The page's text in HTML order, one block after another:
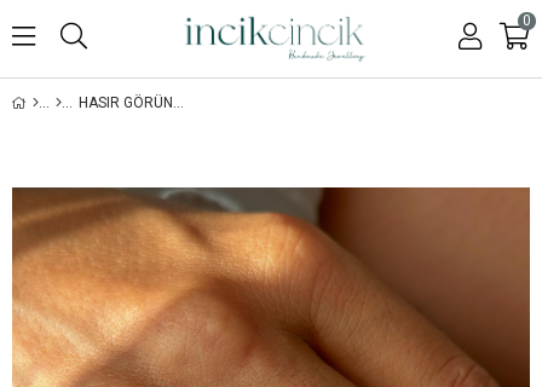
0
HASIR GÖRÜNÜMLÜ TAŞLI YÜZÜK (MODEL 1) - 925 AYAR GÜMÜŞ